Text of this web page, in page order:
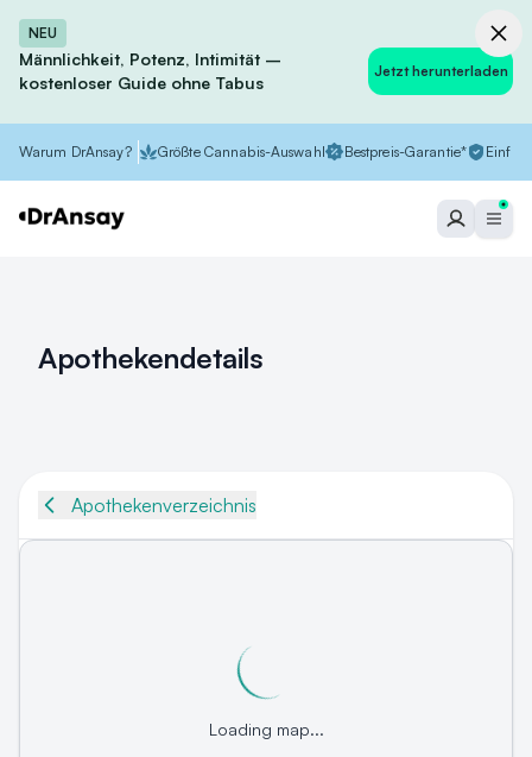
NEU
Männlichkeit, Potenz, Intimität –
kostenloser Guide ohne Tabus
Jetzt herunterladen
Warum DrAnsay? Größte Cannabis-Auswahl Bestpreis-Garantie*
Apothekendetails
Apothekenverzeichnis
Loading map...